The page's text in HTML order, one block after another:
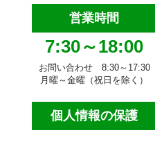
営業時間
7:30～18:00
お問い合わせ 8:30～17:30
月曜～金曜（祝日を除く）
個人情報の保護